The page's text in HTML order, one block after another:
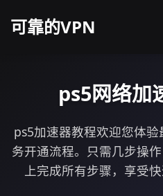
可靠的VPN
ps5网络加
ps5加速器教程欢迎您体
务开通流程。只需几步操
上完成所有步骤，享受